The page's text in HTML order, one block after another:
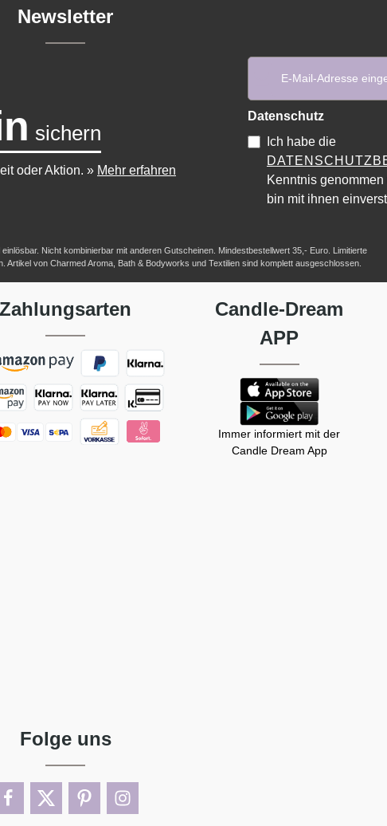
Newsletter
sichern
oder Aktion. » Mehr erfahren
Datenschutz
Ich habe die
Kenntnis
bin mit ihnen
Nicht kombinierbar mit anderen Gutscheinen. Mindestbestellwert 35,- Euro. Limitierte
Artikel von Charmed Aroma, Bath & Bodyworks und Textilien sind komplett ausgeschlossen.
Zahlungsarten
Candle-Dream
APP
Immer informiert mit der
Candle Dream App
Folge uns